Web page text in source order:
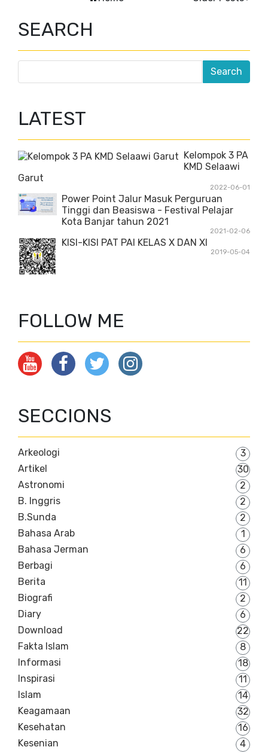
SEARCH
LATEST
Kelompok 3 PA
KMD Selaawi
Garut
2022-06-01
Power Point Jalur Masuk Perguruan
Tinggi dan Beasiswa - Festival Pelajar
Kota Banjar tahun 2021
2021-02-06
KISI-KISI PAT PAI KELAS X DAN XI
2019-05-04
FOLLOW ME
SECCIONS
Arkeologi
3
Artikel
30
Astronomi
2
B. Inggris
2
B.Sunda
2
Bahasa Arab
1
Bahasa Jerman
6
Berbagi
6
Berita
11
Biografi
2
Diary
6
Download
22
Fakta Islam
8
Informasi
18
Inspirasi
11
Islam
14
Keagamaan
32
Kesehatan
16
Kesenian
4